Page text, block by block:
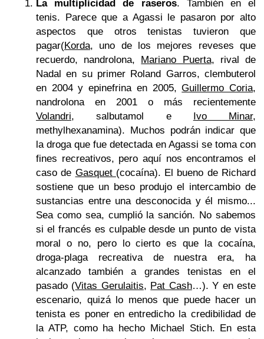
La multiplicidad de raseros. También en el
tenis. Parece que a Agassi le pasaron por alto
aspectos que otros tenistas tuvieron que
pagar(Korda, uno de los mejores reveses que
recuerdo, nandrolona, Mariano Puerta, rival de
Nadal en su primer Roland Garros, clembuterol
en 2004 y epinefrina en 2005,Guillermo Coria,
nandrolona en 2001 o más recientemente
Volandri, salbutamol e Ivo Minar,
methylhexanamina). Muchos podrán indicar que
la droga que fue detectada en Agassi se toma con
fines recreativos, pero aquí nos encontramos el
caso de Gasquet (cocaína). El bueno de Richard
sostiene que un beso produjo el intercambio de
sustancias entre una desconocida y él mismo...
Sea como sea, cumplió la sanción. No sabemos
si el francés es culpable desde un punto de vista
moral o no, pero lo cierto es que la cocaína,
droga-plaga recreativa de nuestra era, ha
alcanzado también a grandes tenistas en el
pasado (Vitas Gerulaitis, Pat Cash…). Y en este
escenario, quizá lo menos que puede hacer un
tenista es poner en entredicho la credibilidad de
la ATP, como ha hecho Michael Stich. En esta